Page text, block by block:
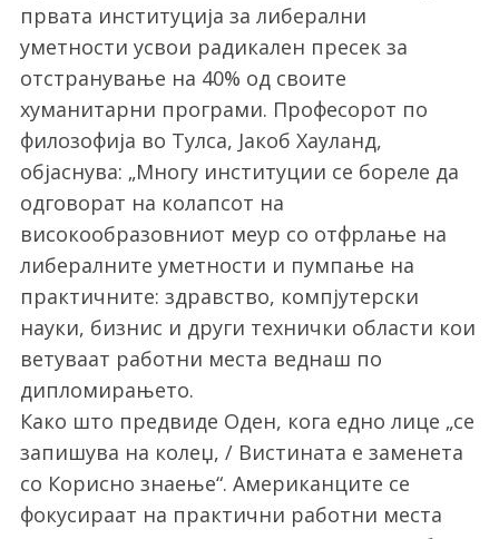
првата институција за либерални
уметности усвои радикален пресек за
отстранување на 40% од своите
хуманитарни програми. Професорот по
филозофија во Тулса, Јакоб Хауланд,
објаснува: „Многу институции се бореле да
одговорат на колапсот на
високообразовниот меур со отфрлање на
либералните уметности и пумпање на
практичните: здравство, компјутерски
науки, бизнис и други технички области кои
ветуваат работни места веднаш по
дипломирањето.
Како што предвиде Оден, кога едно лице „се
запишува на колеџ, / Вистината е заменета
со Корисно знаење“. Американците се
фокусираат на практични работни места